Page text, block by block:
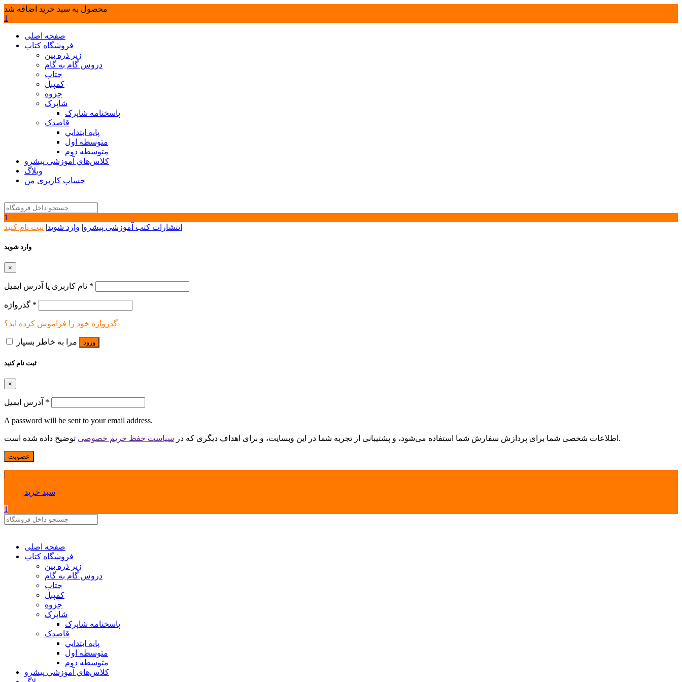
محصول به سبد خرید اضافه شد
1
صفحه اصلی
فروشگاه کتاب
زیر ذره بین
دروس گام به گام
جتاب
کمپبل
جزوه
شاپرک
پاسخنامه شاپرک
قاصدک
پايه ابتدايي
متوسطه اول
متوسطه دوم
كلاس‌هاي آموزشي پيشرو
وبلاگ
حساب کاربری من
1
انتشارات کتب آموزشی پیشرو| وارد شوید| ثبت نام کنید
وارد شوید
×
*
*
گذرواژه خود را فراموش کرده اید؟
مرا به خاطر بسپار ورود
ثبت نام کنید
×
*
A password will be sent to your email address.
اطلاعات شخصی شما برای پردازش سفارش شما استفاده می‌شود، و پشتیبانی از تجربه شما در این وبسایت، و برای اهداف دیگری که در سیاست حفظ حریم خصوصی توضیح داده شده است.
عضویت
|
سبد خرید
1
صفحه اصلی
فروشگاه کتاب
زیر ذره بین
دروس گام به گام
جتاب
کمپبل
جزوه
شاپرک
پاسخنامه شاپرک
قاصدک
پايه ابتدايي
متوسطه اول
متوسطه دوم
كلاس‌هاي آموزشي پيشرو